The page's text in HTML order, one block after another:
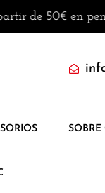
en península ·